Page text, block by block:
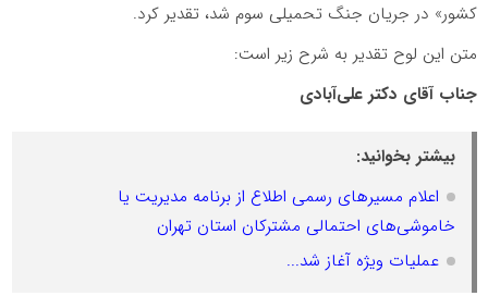
کشور» در جریان جنگ تحمیلی سوم شد، تقدیر کرد.
متن این لوح تقدیر به شرح زیر است:
جناب آقای دکتر علی‌آبادی
بیشتر بخوانید:
اعلام مسیرهای رسمی اطلاع از برنامه مدیریت یا
خاموشی‌های احتمالی مشترکان استان تهران
عملیات ویژه آغاز شد...